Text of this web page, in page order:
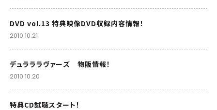
DVD vol.13 特典映像DVD収録内容情報！
2010.10.21
デュラララヴァーズ 物販情報！
2010.10.20
特典CD試聴スタート！